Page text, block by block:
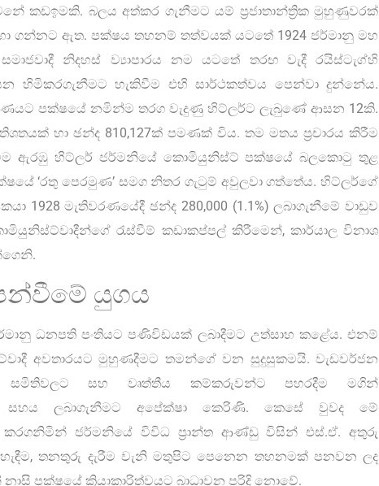
කඩඉමකි. බලය අත්කර ගැනීමට යම් ප්‍රජාතාන්ත්‍රික මුහුණුවරක්
ගන්නට ඇත. පක්ෂය තහනම් තත්වයක් යටතේ 1924 ජර්මානු මහ
නිදහස් ව්‍යාපාරය නම යටතේ තරඟ වැදී රයිස්ටැග්හි
හිමිකරගැනීමට හැකිවීම එහි සාර්ථකත්වය පෙන්වා දුන්නේය.
පක්ෂයේ නමින්ම තරග වැදුණු හිට්ලර්ට ලැබුණේ ආසන 12කි.
හා ඡන්ද 810,127ක් පමණක් විය. තම මතය ප්‍රචාරය කිරීම
ඇරඹු හිට්ලර් ජර්මනියේ කොමියුනිස්ට් පක්ෂයේ බලකොටු තුළ
‘රතු පෙරමුණ’ සමග නිතර ගැටුම් අවුලවා ගත්තේය. හිට්ලර්ගේ
1928 මැතිවරණයේදී ඡන්ද 280,000 (1.1%) ලබාගැනීමේ වාඩුව
රැස්වීම් කඩාකප්පල් කිරීමෙන්, කාර්යාල විනාශ
යුගය
ධනපති පංතියට පණිවිඩයක් ලබාදීමට උත්සාහ කළේය. එනම්
අවතාරයට මුහුණදීමට තමන්ගේ වන සුදුසුකමයි. වැඩවර්ජන
සමිතිවලට සහ වෘත්තීය කම්කරුවන්ට පහරදීම මගින්
සහය ලබාගැනීමට අපේක්ෂා කෙරිණි. කෙසේ වුවද මේ
කරගනිමින් ජර්මනියේ විවිධ ප්‍රාන්ත ආණ්ඩු විසින් එස්.ඒ. අතුරු
තනතුරු දැරීම වැනි මතුපිට පෙනෙන තහනමක් පනවන ලද
පක්ෂයේ ක්‍රියාකාරිත්වයට බාධාවන පරිදි නොවේ.